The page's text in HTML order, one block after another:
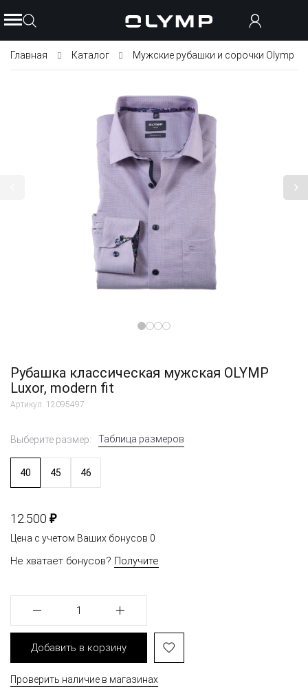
Главная Каталог Мужские рубашки и сорочки Olymp
Рубашка классическая мужская OLYMP
Luxor, modern fit
Артикул: 12095497
Выберите размер: Таблица размеров
40 45 46
12.500 ₽
Цена с учетом Ваших бонусов 0
Не хватает бонусов? Получите
1
Добавить в корзину
Проверить наличие в магазинах